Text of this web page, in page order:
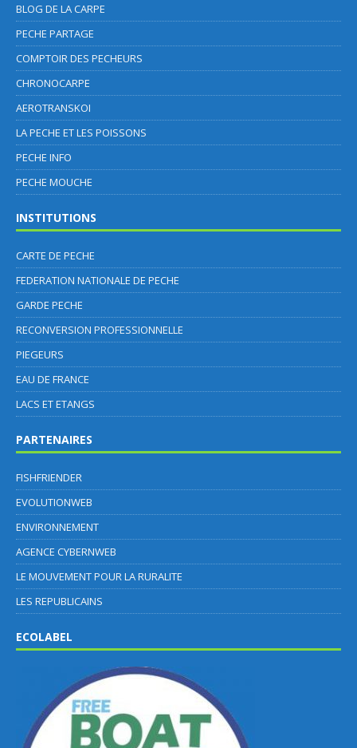
BLOG DE LA CARPE
PECHE PARTAGE
COMPTOIR DES PECHEURS
CHRONOCARPE
AEROTRANSKOI
LA PECHE ET LES POISSONS
PECHE INFO
PECHE MOUCHE
INSTITUTIONS
CARTE DE PECHE
FEDERATION NATIONALE DE PECHE
GARDE PECHE
RECONVERSION PROFESSIONNELLE
PIEGEURS
EAU DE FRANCE
LACS ET ETANGS
PARTENAIRES
FISHFRIENDER
EVOLUTIONWEB
ENVIRONNEMENT
AGENCE CYBERNWEB
LE MOUVEMENT POUR LA RURALITE
LES REPUBLICAINS
ECOLABEL